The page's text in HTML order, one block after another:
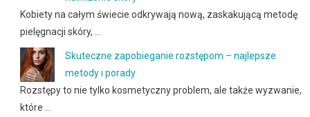
Kobiety na całym świecie odkrywają nową, zaskakującą metodę
pielęgnacji skóry, …
Skuteczne zapobieganie rozstępom – najlepsze
metody i porady
Rozstępy to nie tylko kosmetyczny problem, ale także wyzwanie,
które …